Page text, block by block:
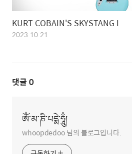
KURT COBAIN'S SKYSTANG I
2023.10.21
댓글 0
ཨོཾ་མ་ཎི་པདྨེ་ཧཱུྃ།
whoopdedoo 님의 블로그입니다.